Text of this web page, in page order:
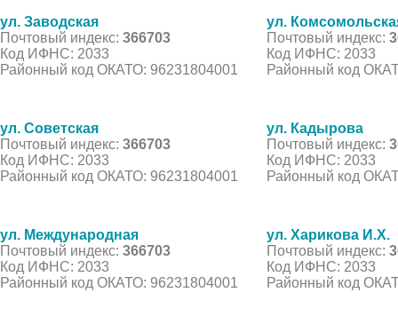
ул. Заводская
Почтовый индекс: 366703
Код ИФНС: 2033
Районный код ОКАТО: 96231804001
ул.
Почтовый индекс:
Код ИФНС: 2033
Районный код
ул. Советская
Почтовый индекс: 366703
Код ИФНС: 2033
Районный код ОКАТО: 96231804001
ул. Кадырова
Почтовый индекс:
Код ИФНС: 2033
Районный код
ул. Международная
Почтовый индекс: 366703
Код ИФНС: 2033
Районный код ОКАТО: 96231804001
ул. Харикова И.Х.
Почтовый индекс:
Код ИФНС: 2033
Районный код